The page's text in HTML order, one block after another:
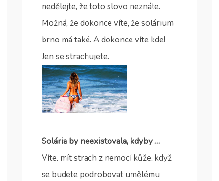
nedělejte, že toto slovo neznáte.
Možná, že dokonce víte, že solárium
brno má také. A dokonce víte kde!
Jen se strachujete.
Solária by neexistovala, kdyby …
Víte, mít strach z nemocí kůže, když
se budete podrobovat umělému